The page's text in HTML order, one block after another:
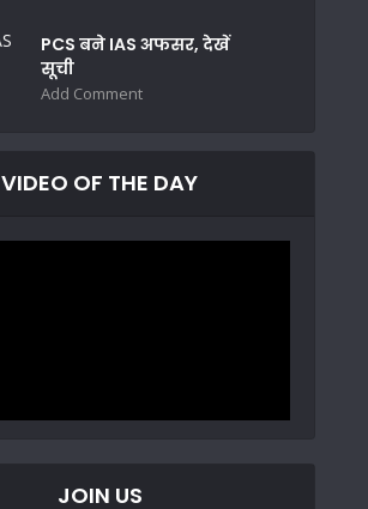
PCS बने IAS अफसर, देखें
सूची
Add Comment
VIDEO OF THE DAY
JOIN US